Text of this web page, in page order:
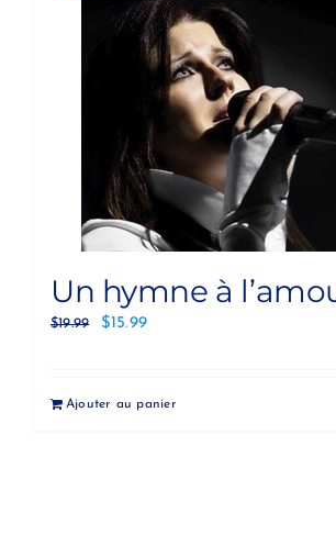
Un hymne à
$19.99 $15.99
Ajouter au panier